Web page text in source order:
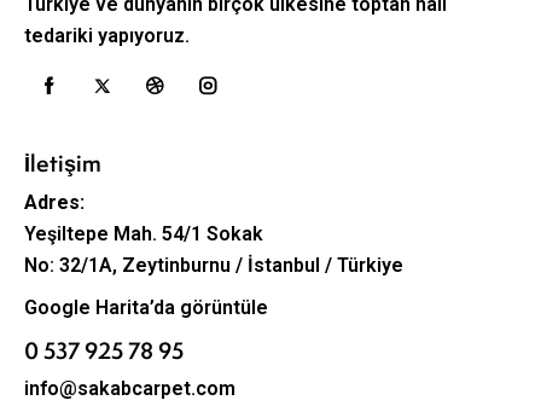
tedariki yapıyoruz.
İletişim
Adres:
Yeşiltepe Mah. 54/1 Sokak
No: 32/1A, Zeytinburnu / İstanbul / Türkiye
Google Harita’da görüntüle
0 537 925 78 95
info@sakabcarpet.com